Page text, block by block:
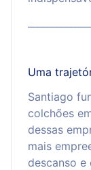
Uma
Santiago
colchões
dessas
mais
descanso